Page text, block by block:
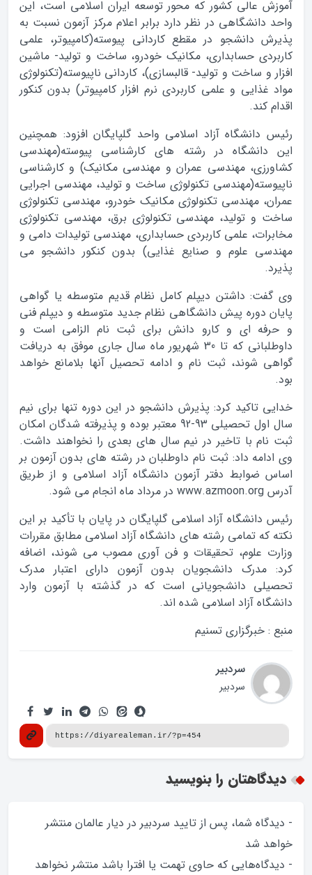
آموزش عالی کشور که محور توسعه ایران اسلامی است، این
واحد دانشگاهی در نظر دارد برابر اعلام مرکز آزمون نسبت به
پذیرش دانشجو در مقطع کاردانی پیوسته(کامپیوتر، علمی
کاربردی حسابداری، مکانیک خودرو، ساخت و تولید- ماشین
افزار و ساخت و تولید- قالبسازی)، کاردانی ناپیوسته(تکنولوژی
مواد غذایی و علمی کاربردی نرم افزار کامپیوتر) بدون کنکور
اقدام کند.
رئیس دانشگاه آزاد اسلامی واحد گلپایگان افزود: همچنین
این دانشگاه در رشته های کارشناسی پیوسته(مهندسی
کشاورزی، مهندسی عمران و مهندسی مکانیک) و کارشناسی
ناپیوسته(مهندسی تکنولوژی ساخت و تولید، مهندسی اجرایی
عمران، مهندسی تکنولوژی مکانیک خودرو، مهندسی تکنولوژی
ساخت و تولید، مهندسی تکنولوژی برق، مهندسی تکنولوژی
مخابرات، علمی کاربردی حسابداری، مهندسی تولیدات دامی و
مهندسی علوم و صنایع غذایی) بدون کنکور دانشجو می
پذیرد.
وی گفت: داشتن دیپلم کامل نظام قدیم متوسطه یا گواهی
پایان دوره پیش دانشگاهی نظام جدید متوسطه و دیپلم فنی
و حرفه ای و کارو دانش برای ثبت نام الزامی است و
داوطلبانی که تا 30 شهریور ماه سال جاری موفق به دریافت
گواهی شوند، ثبت نام و ادامه تحصیل آنها بلامانع خواهد
بود.
خدایی تاکید کرد: پذیرش دانشجو در این دوره تنها برای نیم
سال اول تحصیلی 93-92 معتبر بوده و پذیرفته شدگان امکان
ثبت نام با تاخیر در نیم سال های بعدی را نخواهند داشت.
وی ادامه داد: ثبت نام داوطلبان در رشته های بدون آزمون بر
اساس ضوابط دفتر آزمون دانشگاه آزاد اسلامی و از طریق
آدرس www.azmoon.org در مرداد ماه انجام می شود.
رئیس دانشگاه آزاد اسلامی گلپایگان در پایان با تأکید بر این
نکته که تمامی رشته های دانشگاه آزاد اسلامی مطابق مقررات
وزارت علوم، تحقیقات و فن آوری مصوب می شوند، اضافه
کرد: مدرک دانشجویان بدون آزمون دارای اعتبار مدرک
تحصیلی دانشجویانی است که در گذشته با آزمون وارد
دانشگاه آزاد اسلامی شده اند.
منبع : خبرگزاری تسنیم
سردبیر
سردبیر
دیدگاهتان را بنویسید
- دیدگاه شما، پس از تایید سردبیر در دیار عالمان منتشر
خواهد‌ شد
- دیدگاه‌هایی که حاوی تهمت یا افترا باشد منتشر نخواهد‌